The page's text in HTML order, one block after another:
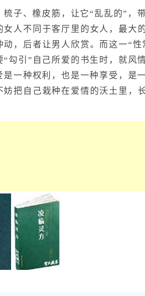
子、橡皮筋，让它“乱乱的”，
人不同于客厅里的女人，最大的
，后者让男人欣赏。而这一“性
勾引”自己所爱的书生时，就风
一种权利，也是一种享受，是
把自己栽种在爱情的沃土里，